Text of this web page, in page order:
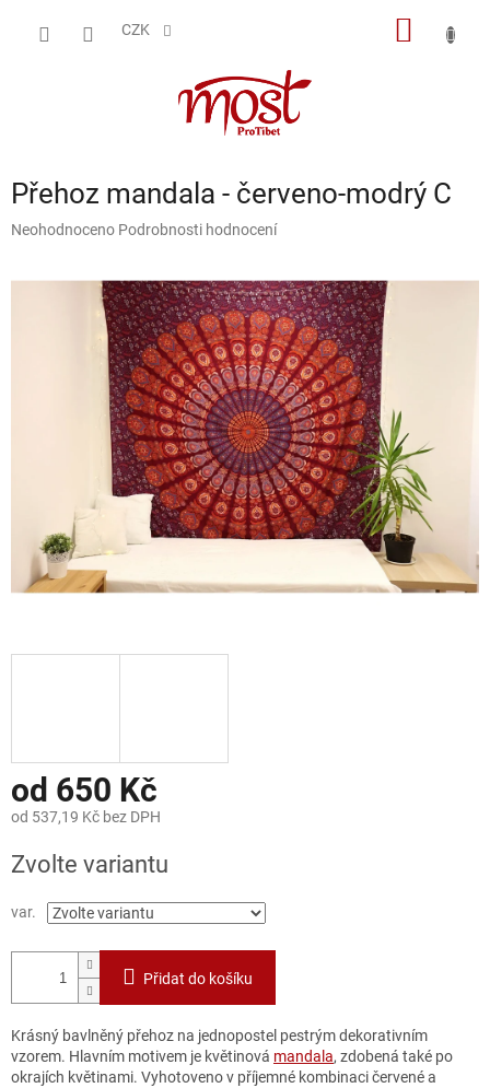
CZK
Přehoz mandala - červeno-modrý C
Průměrné
Neohodnoceno Podrobnosti hodnocení
od 650 Kč
od 537,19 Kč bez DPH
cena:
Zvolte variantu
var.
Přidat do košíku
Krásný bavlněný přehoz na jednopostel pestrým dekorativním
vzorem. Hlavním motivem je květinová mandala, zdobená také po
okrajích květinami. Vyhotoveno v příjemné kombinaci červené a